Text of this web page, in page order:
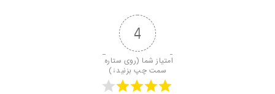
4
امتیاز شما (روی ستاره
سمت چپ بزنید↓)